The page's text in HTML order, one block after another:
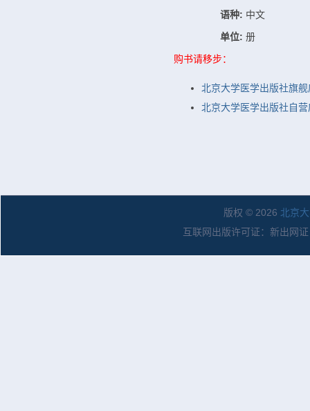
语种: 中文
单位: 册
购书请移步：
北京大学医学出版社旗舰
北京大学医学出版社自
版权 © 2026 北京
互联网出版许可证：新出网